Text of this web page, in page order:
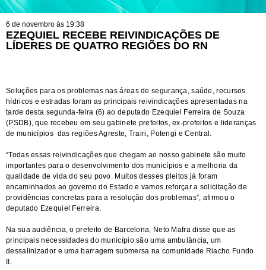
6 de novembro às 19:38
EZEQUIEL RECEBE REIVINDICAÇÕES DE
LÍDERES DE QUATRO REGIÕES DO RN
Soluções para os problemas nas áreas de segurança, saúde, recursos
hídricos e estradas foram as principais reivindicações apresentadas na
tarde desta segunda-feira (6) ao deputado Ezequiel Ferreira de Souza
(PSDB), que recebeu em seu gabinete prefeitos, ex-prefeitos e lideranças
de municípios das regiões Agreste, Trairi, Potengi e Central.
“Todas essas reivindicações que chegam ao nosso gabinete são muito
importantes para o desenvolvimento dos municípios e a melhoria da
qualidade de vida do seu povo. Muitos desses pleitos já foram
encaminhados ao governo do Estado e vamos reforçar a solicitação de
providências concretas para a resolução dos problemas”, afirmou o
deputado Ezequiel Ferreira.
Na sua audiência, o prefeito de Barcelona, Neto Mafra disse que as
principais necessidades do município são uma ambulância, um
dessalinizador e uma barragem submersa na comunidade Riacho Fundo
II.